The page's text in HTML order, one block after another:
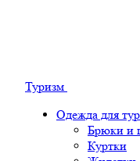
Туризм
Одежда для
Брюки и
Куртки